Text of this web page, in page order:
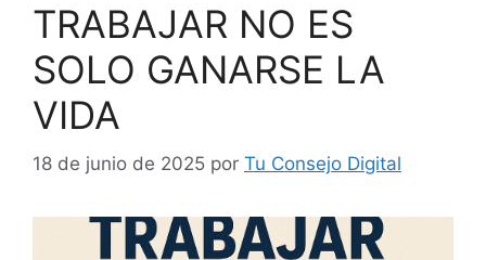
TRABAJAR NO ES
SOLO GANARSE LA
VIDA
18 de junio de 2025 por Tu Consejo Digital